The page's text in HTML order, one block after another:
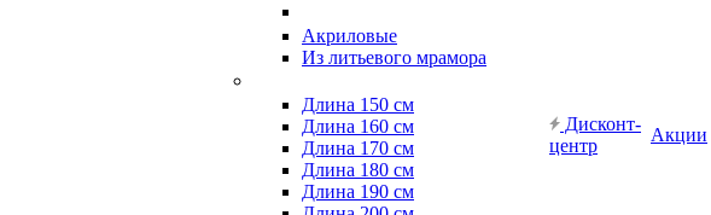
Акриловые
Из литьевого мрамора
Длина 150 см
Длина 160 см
Длина 170 см
Длина 180 см
Длина 190 см
Дисконт-
центр
Акции